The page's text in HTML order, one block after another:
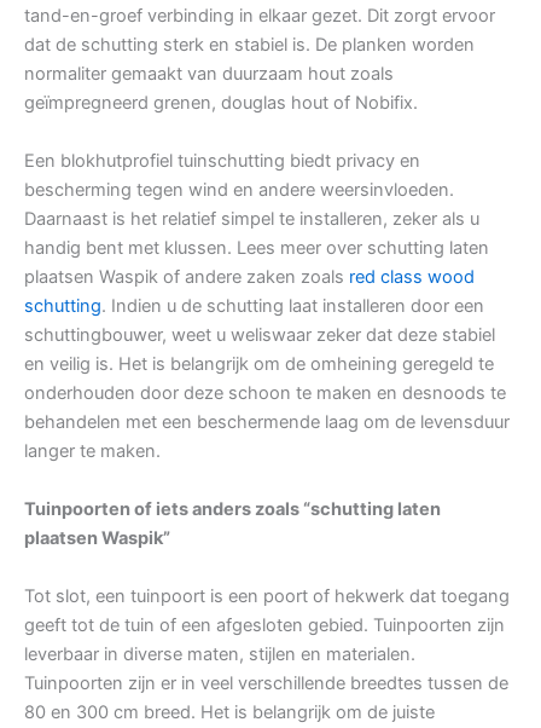
tand-en-groef verbinding in elkaar gezet. Dit zorgt ervoor
dat de schutting sterk en stabiel is. De planken worden
normaliter gemaakt van duurzaam hout zoals
geïmpregneerd grenen, douglas hout of Nobifix.
Een blokhutprofiel tuinschutting biedt privacy en
bescherming tegen wind en andere weersinvloeden.
Daarnaast is het relatief simpel te installeren, zeker als u
handig bent met klussen. Lees meer over schutting laten
plaatsen Waspik of andere zaken zoals red class wood
schutting. Indien u de schutting laat installeren door een
schuttingbouwer, weet u weliswaar zeker dat deze stabiel
en veilig is. Het is belangrijk om de omheining geregeld te
onderhouden door deze schoon te maken en desnoods te
behandelen met een beschermende laag om de levensduur
langer te maken.
Tuinpoorten of iets anders zoals “schutting laten
plaatsen Waspik”
Tot slot, een tuinpoort is een poort of hekwerk dat toegang
geeft tot de tuin of een afgesloten gebied. Tuinpoorten zijn
leverbaar in diverse maten, stijlen en materialen.
Tuinpoorten zijn er in veel verschillende breedtes tussen de
80 en 300 cm breed. Het is belangrijk om de juiste